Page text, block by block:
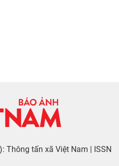
Thông tấn xã Việt Nam | ISSN